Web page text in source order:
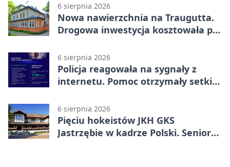
6 sierpnia 2026
Nowa nawierzchnia na Traugutta.
Drogowa inwestycja kosztowała pół
6 sierpnia 2026
Policja reagowała na sygnały z
internetu. Pomoc otrzymały setki
6 sierpnia 2026
Pięciu hokeistów JKH GKS
Jastrzębie w kadrze Polski. Seniorzy